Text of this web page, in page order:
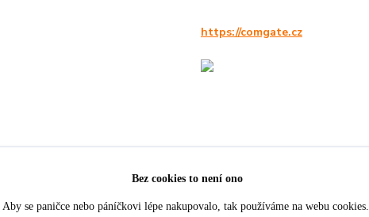
https://comgate.cz
Bez cookies to není ono
Aby se paničce nebo páníčkovi lépe nakupovalo, tak používáme na webu cookies.